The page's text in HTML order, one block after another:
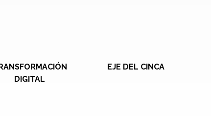
DIGITAL
EJE DEL CINCA